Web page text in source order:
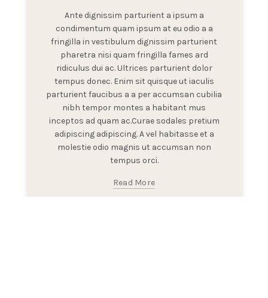
Ante dignissim parturient a ipsum a
condimentum quam ipsum at eu odio a a
fringilla in vestibulum dignissim parturient
pharetra nisi quam fringilla fames ard
ridiculus dui ac. Ultrices parturient dolor
tempus donec. Enim sit quisque ut iaculis
parturient faucibus a a per accumsan cubilia
nibh tempor montes a habitant mus
inceptos ad quam ac.Curae sodales pretium
adipiscing adipiscing. A vel habitasse et a
molestie odio magnis ut accumsan non
tempus orci.
Read More